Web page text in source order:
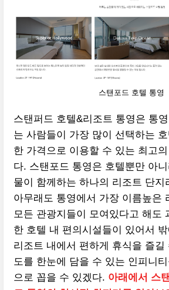
스탠포드 호텔 통영
스탠퍼드 호텔&리조트 통영은 통
는 사람들이 가장 많이 선택하는
한 가격으로 이용할 수 있는 최고
다. 스탠포드 통영은 호텔뿐만 아
물이 함께하는 하나의 리조트 단지
아무래도 통영에서 가장 이름높은
모든 관광지들이 모여있다고 해도
한 호텔 내 편의시설들이 있어서
리조트 내에서 편하게 휴식을 즐길
도를 한눈에 담을 수 있는 인피니
으로 꼽을 수 있겠다. 아래에서 스